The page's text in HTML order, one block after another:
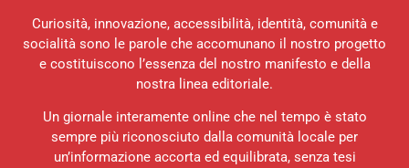
Curiosità, innovazione, accessibilità, identità, comunità e
socialità sono le parole che accomunano il nostro progetto
e costituiscono l’essenza del nostro manifesto e della
nostra linea editoriale.
Un giornale interamente online che nel tempo è stato
sempre più riconosciuto dalla comunità locale per
un’informazione accorta ed equilibrata, senza tesi